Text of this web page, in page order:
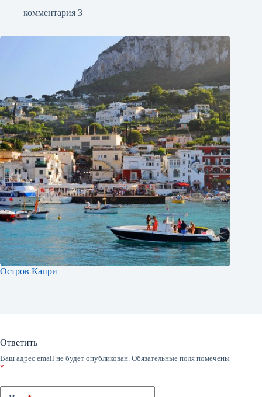
комментария 3
Остров Капри
Ответить
Ваш адрес email не будет опубликован. Обязательные поля помечены
*